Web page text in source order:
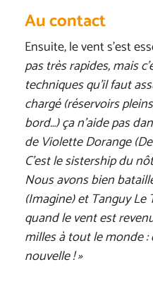
Au contact
Ensuite, le vent s’est
pas très rapides, mais
techniques qu’il faut
chargé (réservoirs
bord…) ça n’aide pas
de Violette Dorange
C’est le sistership du
Nous avons bien
(Imagine) et Tanguy Le
quand le vent est
milles à tout le monde
nouvelle ! »